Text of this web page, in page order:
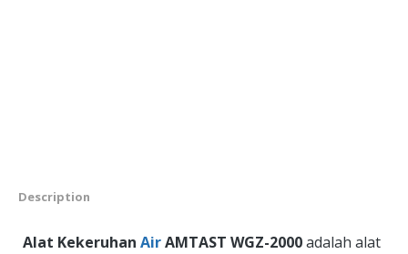
Description
Alat Kekeruhan AirAMTAST WGZ-2000adalah alat